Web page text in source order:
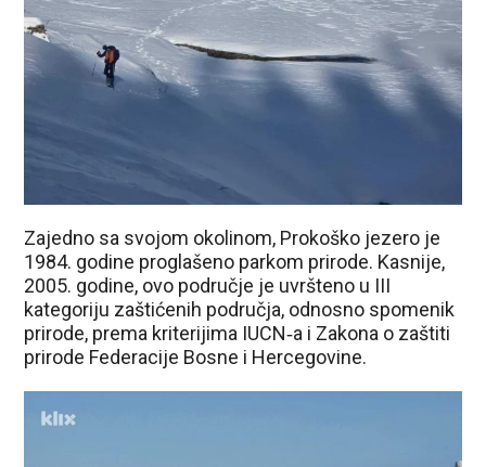
Zajedno sa svojom okolinom, Prokoško jezero je
1984. godine proglašeno parkom prirode. Kasnije,
2005. godine, ovo područje je uvršteno u III
kategoriju zaštićenih područja, odnosno spomenik
prirode, prema kriterijima IUCN‑a i Zakona o zaštiti
prirode Federacije Bosne i Hercegovine.